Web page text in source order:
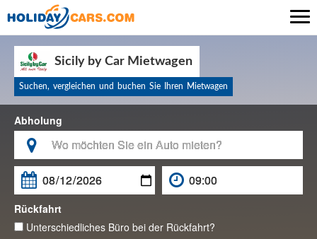
Sicily by Car Mietwagen
Suchen, vergleichen und buchen Sie Ihren Mietwagen
Abholung


Rückfahrt
Unterschiedliches Büro bei der Rückfahrt?